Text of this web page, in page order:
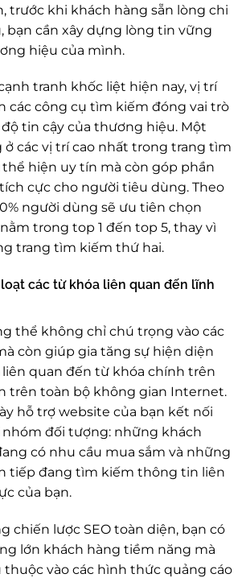
trước khi khách hàng sẵn lòng chi
bạn cần xây dựng lòng tin vững
hiệu của mình.
tranh khốc liệt hiện nay, vị trí
các công cụ tìm kiếm đóng vai trò
tin cậy của thương hiệu. Một
các vị trí cao nhất trong trang tìm
hiện uy tín mà còn góp phần
cực cho người tiêu dùng. Theo
người dùng sẽ ưu tiên chọn
trong top 1 đến top 5, thay vì
trang tìm kiếm thứ hai.
loạt các từ khóa liên quan đến lĩnh
thể không chỉ chú trọng vào các
còn giúp gia tăng sự hiện diện
liên quan đến từ khóa chính trên
trên toàn bộ không gian Internet.
hỗ trợ website của bạn kết nối
nhóm đối tượng: những khách
có nhu cầu mua sắm và những
tiếp đang tìm kiếm thông tin liên
của bạn.
chiến lược SEO toàn diện, bạn có
lớn khách hàng tiềm năng mà
vào các hình thức quảng cáo